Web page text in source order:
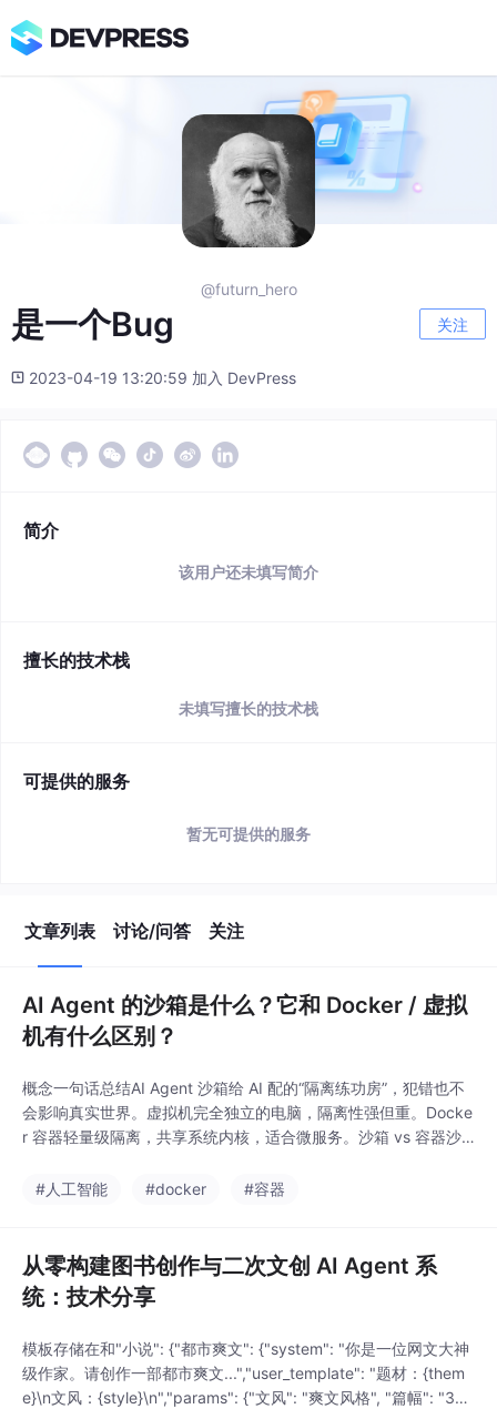
@futurn_hero
是一个Bug 关注
2023-04-19 13:20:59 加入 DevPress
简介
该用户还未填写简介
擅长的技术栈
未填写擅长的技术栈
可提供的服务
暂无可提供的服务
文章列表 讨论/问答 关注
AI Agent 的沙箱是什么？它和 Docker / 虚拟
机有什么区别？
概念一句话总结AI Agent 沙箱给 AI 配的“隔离练功房”，犯错也不
会影响真实世界。虚拟机完全独立的电脑，隔离性强但重。Docke
r 容器轻量级隔离，共享系统内核，适合微服务。沙箱 vs 容器沙
未来趋势：随着 AI Agent 越来越自主，沙箱将成为标配，就像今
#人工智能 #docker #容器
从零构建图书创作与二次文创 AI Agent 系
统：技术分享
模板存储在和"小说": {"都市爽文": {"system": "你是一位网文大神
级作家。请创作一部都市爽文...","user_template": "题材：{them
e}\n文风：{style}\n","params": {"文风": "爽文风格", "篇幅": "300